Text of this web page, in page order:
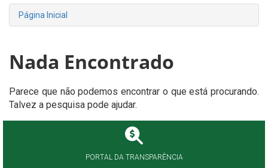
Página Inicial
Nada Encontrado
Parece que não podemos encontrar o que está procurando.
Talvez a pesquisa pode ajudar.
PORTAL DA TRANSPARÊNCIA